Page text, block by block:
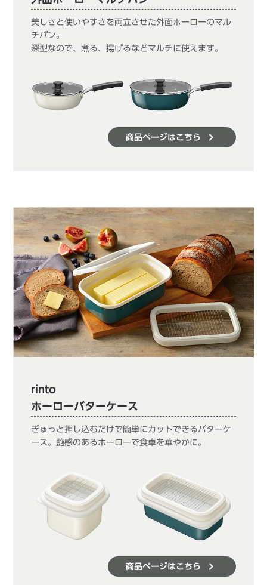
美しさと使いやすさを両立させた外面ホーローのマル
チパン。
深型なので、煮る、揚げるなどマルチに使えます。
商品ページはこちら
rinto
ホーローバターケース
ぎゅっと押し込むだけで簡単にカットできるバターケ
ース。艶感のあるホーローで食卓を華やかに。
商品ページはこちら